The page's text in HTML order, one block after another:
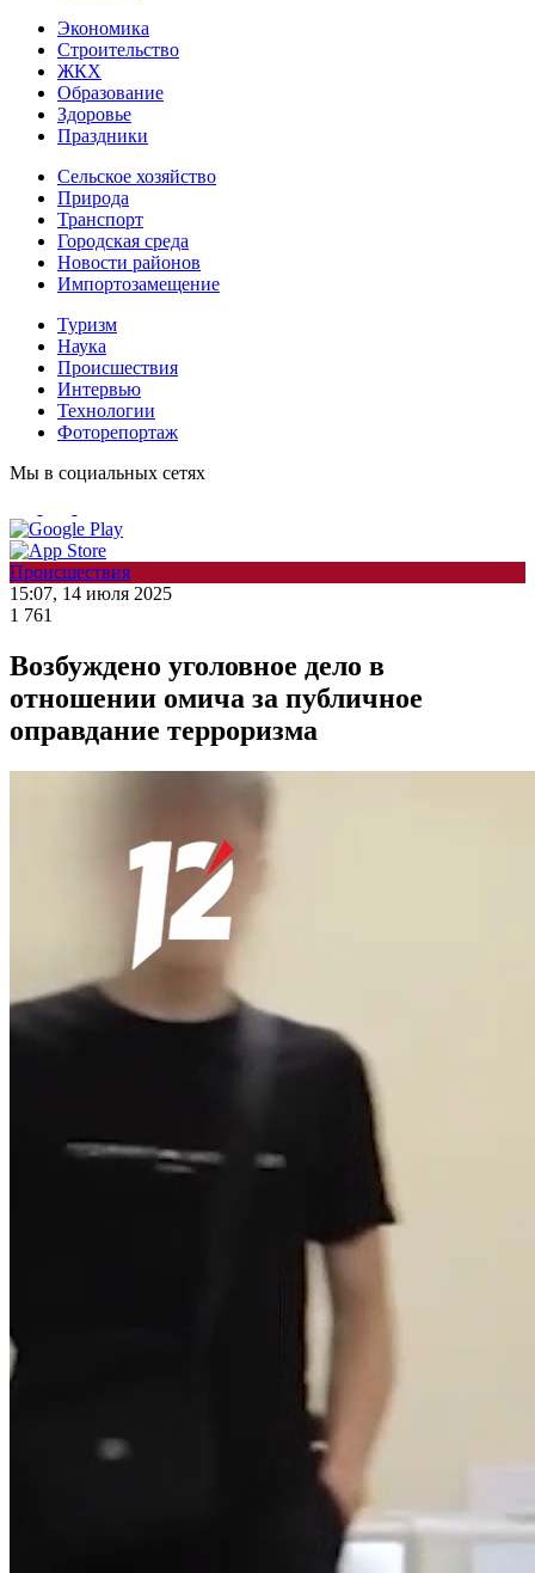
Экономика
Строительство
ЖКХ
Образование
Здоровье
Праздники
Сельское хозяйство
Природа
Транспорт
Городская среда
Новости районов
Импортозамещение
Туризм
Наука
Происшествия
Интервью
Технологии
Фоторепортаж
Мы в социальных сетях
Происшествия
15:07, 14 июля 2025
1 761
Возбуждено уголовное дело в
отношении омича за публичное
оправдание терроризма